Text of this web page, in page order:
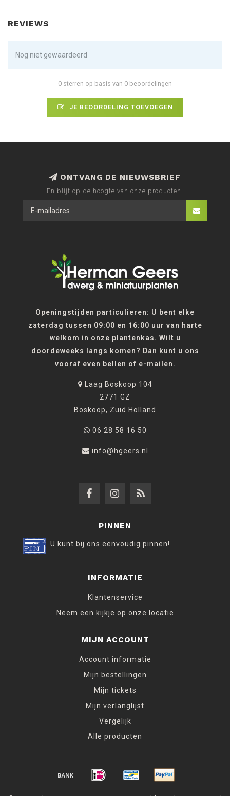
REVIEWS
Nog niet gewaardeerd
0 sterren op basis van 0 beoordelingen
JE BEOORDELING TOEVOEGEN
ONTVANG DE NIEUWSBRIEF
En blijf op de hoogte van onze producten!
Openingstijden particulieren: U bent elke
zaterdag tussen 09:00 en 16:00 uur van harte
welkom in onze plantenkas. Wilt u
doordeweeks langs komen? Dan kunt u ons
vooraf even bellen of e-mailen.
Laag Boskoop 104
2771 GZ
Boskoop, Zuid Holland
06 28 58 16 50
info@hgeers.nl
PINNEN
U kunt bij ons eenvoudig pinnen!
INFORMATIE
Klantenservice
Neem een kijkje op onze locatie
MIJN ACCOUNT
Account informatie
Mijn bestellingen
Mijn tickets
Mijn verlanglijst
Vergelijk
Alle producten